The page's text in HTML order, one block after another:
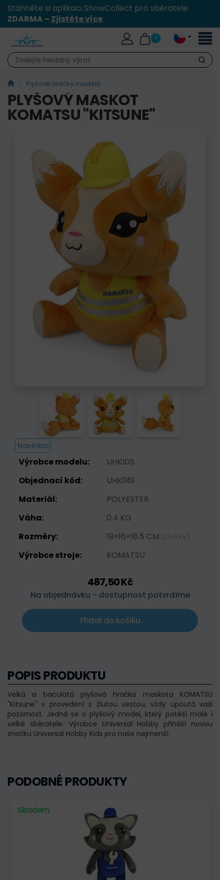
Stáhněte si aplikaci ShowCollect pro sběratele
ZDARMA – Zjistěte více
0
Hledat
Plyšové hračky modelů
PLYŠOVÝ MASKOT
KOMATSU "KITSUNE"
Novinka!
Výrobce modelu:
UHKIDS
Objednací kód:
UHK1161
Materiál:
POLYESTER
Váha:
0.4 KG
Rozměry:
19×16×18.5 CM (D×Š×V)
Výrobce stroje: KOMATSU
487,50 Kč
Na objednávku - dostupnost potvrdíme
Přidat do košíku
POPIS PRODUKTU
Velká a baculatá plyšová hračka maskota KOMATSU
"Kitsune" v provedení s žlutou vestou, vždy upoutá vaši
pozornost. Jedná se o plyšový model, který potěší malé i
velké sběratele. Výrobce Universal Hobby přináší novou
značku Universal Hobby Kids pro naše nejmenší.
PODOBNÉ PRODUKTY
Skladem